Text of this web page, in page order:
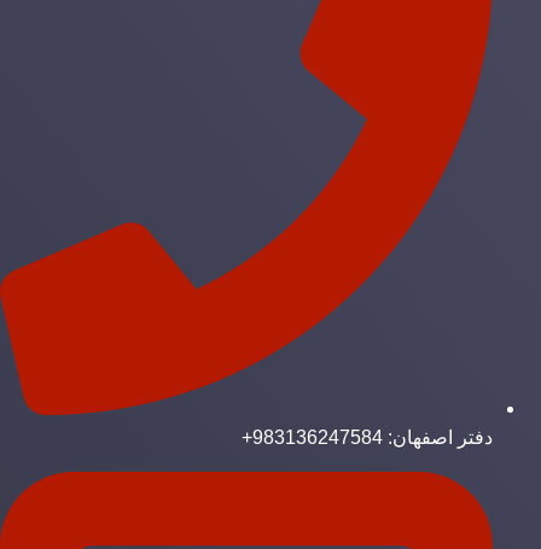
دفتر اصفهان: 983136247584+